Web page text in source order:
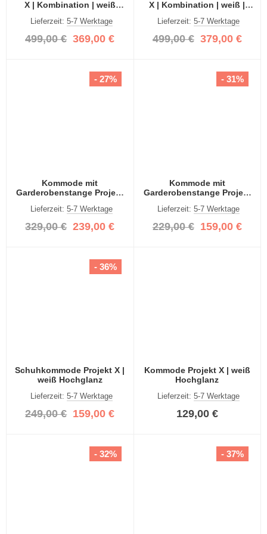
X | Kombination | weiß
Lieferzeit: 5-7 Werktage
499,00 € 369,00 €
X | Kombination | weiß |
Lieferzeit:5-7 Werktage
499,00 € 379,00 €
Kommode mit
Garderobenstange Projekt
Lieferzeit: 5-7 Werktage
329,00 € 239,00 €
- 27%
Kommode mit
Garderobenstange Projekt
Lieferzeit:5-7 Werktage
229,00 € 159,00 €
- 31%
Schuhkommode Projekt X |
weiß Hochglanz
Lieferzeit: 5-7 Werktage
249,00 € 159,00 €
- 36%
Kommode Projekt X | weiß
Hochglanz
Lieferzeit:5-7 Werktage
129,00 €
- 32% - 37%